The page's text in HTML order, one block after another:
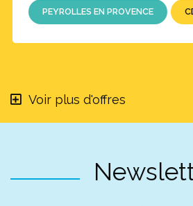
PEYROLLES EN PROVENCE
Voir plus d'offres